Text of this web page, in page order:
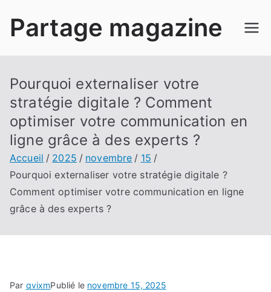
Partage magazine
Pourquoi externaliser votre
stratégie digitale ? Comment
optimiser votre communication en
ligne grâce à des experts ?
Accueil 2025 novembre
15
Pourquoi externaliser votre stratégie digitale ?
Comment optimiser votre communication en ligne
grâce à des experts ?
Par qvixmPublié le novembre 15, 2025